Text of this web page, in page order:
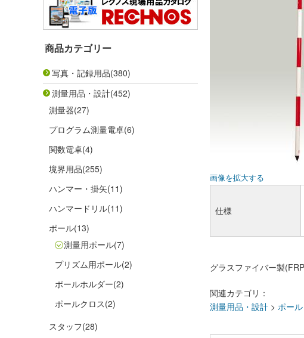
商品カテゴリー
写真・記録用品(380)
測量用品・設計(452)
測量器(27)
プログラム測量電卓(6)
関数電卓(4)
境界用品(255)
ハンマー・掛矢(11)
ハンマードリル(11)
ポール(13)
測量用ポール(7)
プリズム用ポール(2)
ポールホルダー(2)
ポールクロス(2)
スタッフ(28)
画像を拡大する
仕様
グラスファイバー製
関連カテゴリ：
測量用品・設計 > ポール